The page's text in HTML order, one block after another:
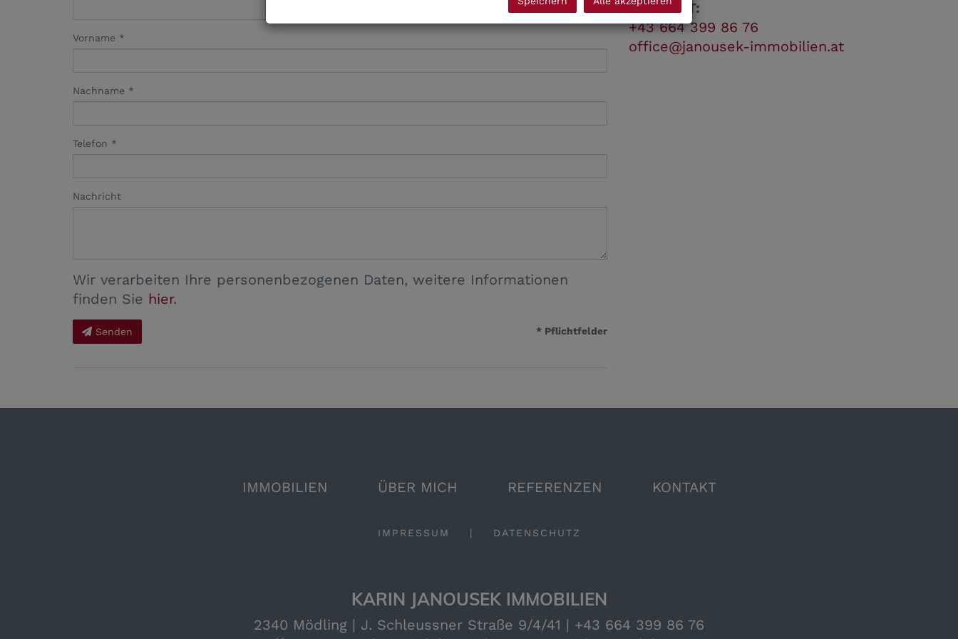
Vorname
Nachname
Telefon
Nachricht
Wir verarbeiten Ihre personenbezogenen Daten, weitere Informationen
finden Sie hier.
Senden * Pflichtfelder
KONTAKT:
+43 664 399 86 76
office@janousek-immobilien.at
IMMOBILIEN ÜBER MICH REFERENZEN KONTAKT
IMPRESSUM | DATENSCHUTZ
KARIN JANOUSEK IMMOBILIEN
2340 Mödling | J. Schleussner Straße 9/4/41 | +43 664 399 86 76